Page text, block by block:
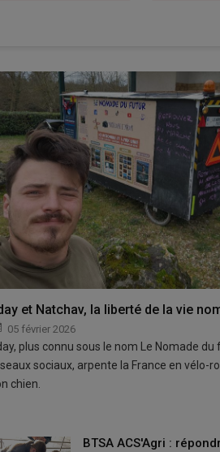
et Natchav, la liberté de la vie
05 février 2026
plus connu sous le nom Le Nomade du
sociaux, arpente la France en vélo-
chien.
BTSA ACS'Agri :